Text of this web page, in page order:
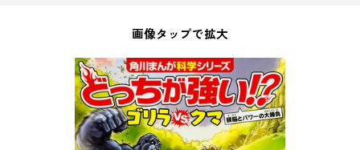
画像タップで拡大